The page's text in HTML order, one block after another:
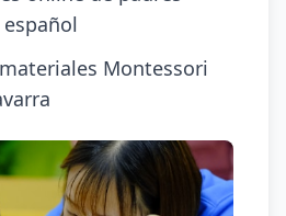
Montessori